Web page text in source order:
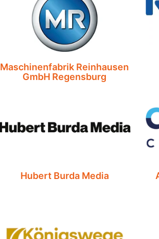
Maschinenfabrik Reinhausen
GmbH Regensburg
Hubert Burda Media